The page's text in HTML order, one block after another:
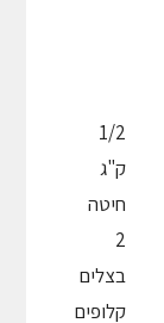
1/2
ק"ג
חיטה
2
בצלים
קלופים